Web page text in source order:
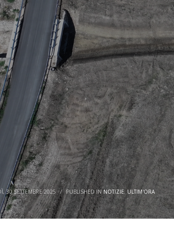
30 SETTEMBRE 2025 / PUBLISHED INNOTIZIE, ULTIM'ORA